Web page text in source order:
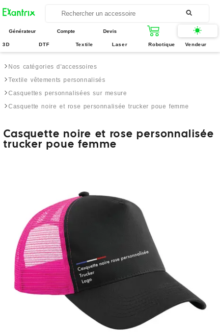
Générateur Compte Devis
3D DTF Textile Laser Robotique Vendeur
Nos catégories d'accessoires
Textile vêtements personnalisés
Casquettes personnalisées sur mesure
Casquette noire et rose personnalisée trucker poue femme
Casquette noire et rose personnalisée
trucker poue femme